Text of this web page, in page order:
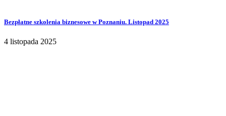
Bezpłatne szkolenia biznesowe w Poznaniu. Listopad 2025
4 listopada 2025